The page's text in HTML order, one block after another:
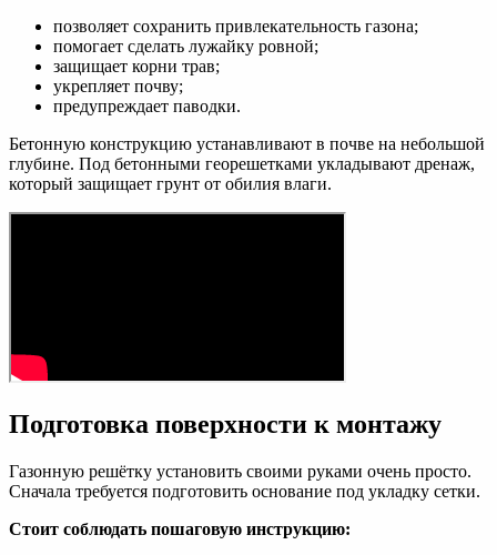
позволяет сохранить привлекательность газона;
помогает сделать лужайку ровной;
защищает корни трав;
укрепляет почву;
предупреждает паводки.
Бетонную конструкцию устанавливают в почве на небольшой
глубине. Под бетонными георешетками укладывают дренаж,
который защищает грунт от обилия влаги.
Подготовка поверхности к монтажу
Газонную решётку установить своими руками очень просто.
Сначала требуется подготовить основание под укладку сетки.
Стоит соблюдать пошаговую инструкцию: